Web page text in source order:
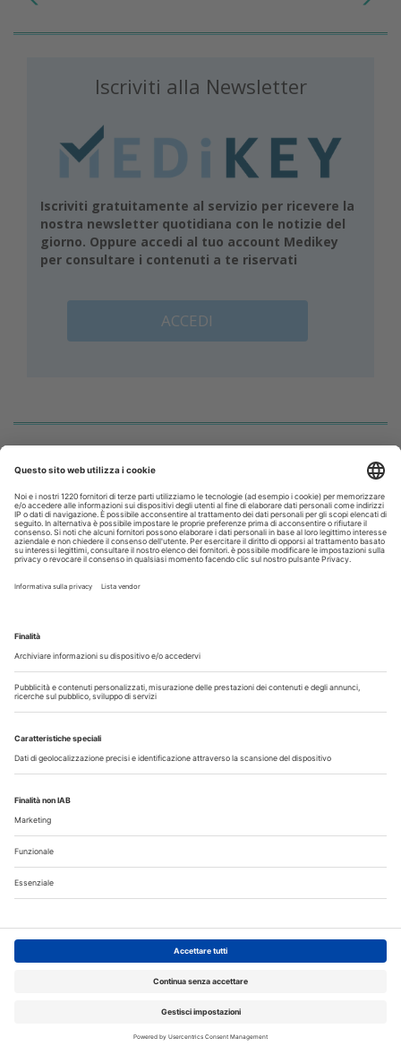
Iscriviti alla Newsletter
Iscriviti gratuitamente al servizio per ricevere la
nostra newsletter quotidiana con le notizie del
giorno. Oppure accedi al tuo account Medikey
per consultare i contenuti a te riservati
ACCEDI
DENTAL CADMOS 2026 - 2028 triennale 150
crediti ECM
Corsi FAD odontoiatri DENTAL CADMOS triennale 150
Prezzo:280,00 € IVA inclusa
Libri